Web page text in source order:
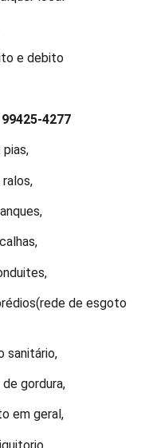
e debito
4277
de esgoto
sanitário,
gordura,
em geral,